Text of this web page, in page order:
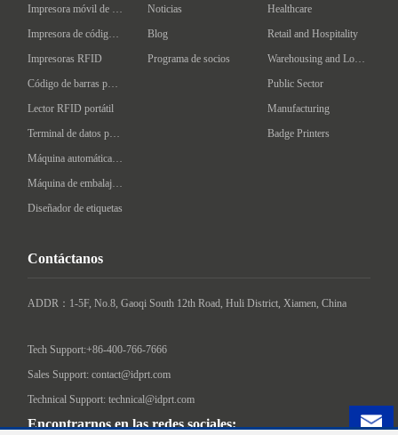
Impresoras RFID
Lector RFID portátil
Diseñador de etiquetas
Noticias
Blog
Programa de socios
Healthcare
Retail and Hospitality
Public Sector
Manufacturing
Badge Printers
Contáctanos
ADDR：1-5F, No.8, Gaoqi South 12th Road, Huli District, Xiamen, China
Tech Support:+86-400-766-7666
Sales Support: contact@idprt.com
Technical Support: technical@idprt.com
Encontrarnos en las redes sociales: